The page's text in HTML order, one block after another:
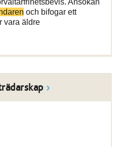
Ansökan
och bifogar ett
vara äldre